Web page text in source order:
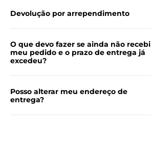
Devolução por arrependimento
O que devo fazer se ainda não recebi
meu pedido e o prazo de entrega já
excedeu?
Posso alterar meu endereço de
entrega?